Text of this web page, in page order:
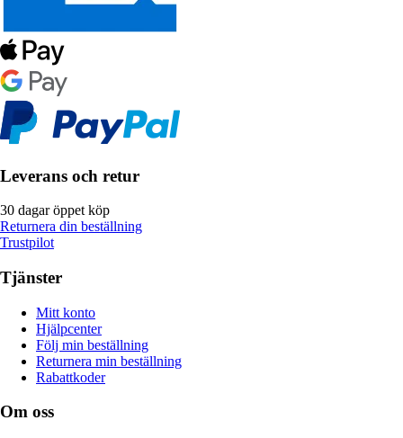
Leverans och retur
30 dagar öppet köp
Returnera din beställning
Trustpilot
Tjänster
Mitt konto
Hjälpcenter
Följ min beställning
Returnera min beställning
Rabattkoder
Om oss